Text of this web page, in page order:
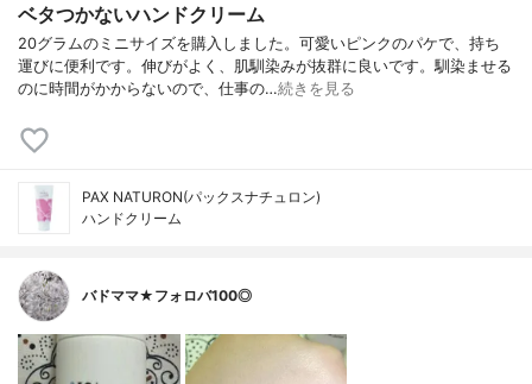
ベタつかないハンドクリーム
20グラムのミニサイズを購入しました。可愛いピンクのパケで、持ち
運びに便利です。伸びがよく、肌馴染みが抜群に良いです。馴染ませる
のに時間がかからないので、仕事の…続きを見る
PAX NATURON(パックスナチュロン)
ハンドクリーム
バドママ★フォロバ100◎